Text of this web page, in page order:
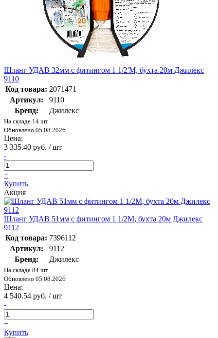
Шланг УДАВ 32мм с фитингом 1 1/2'M, бухта 20м Джилекс
9110
Код товара: 2071471
Артикул:
9110
Бренд:
Джилекс
На складе 14 шт
Обновлено 05.08.2026
Цена:
3 335.40 руб. / шт
-
+
Купить
Акция
Шланг УДАВ 51мм с фитингом 1 1/2М, бухта 20м Джилекс
9112
Код товара: 7396112
Артикул:
9112
Бренд:
Джилекс
На складе 84 шт
Обновлено 05.08.2026
Цена:
4 540.54 руб. / шт
-
+
Купить